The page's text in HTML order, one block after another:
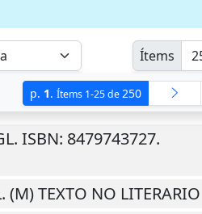
Ítems
p. 1.Ítems 1-25 de250
ISBN: 8479743727.
(M) TEXTO NO LITERARIO